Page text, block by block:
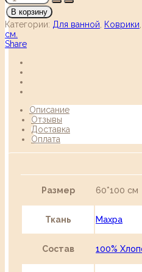
В корзину
Категории: Для ванной Коврики
см.
Share
Описание
Отзывы
Доставка
Оплата
Размер 60*100 см
Ткань Махра
Состав 100%